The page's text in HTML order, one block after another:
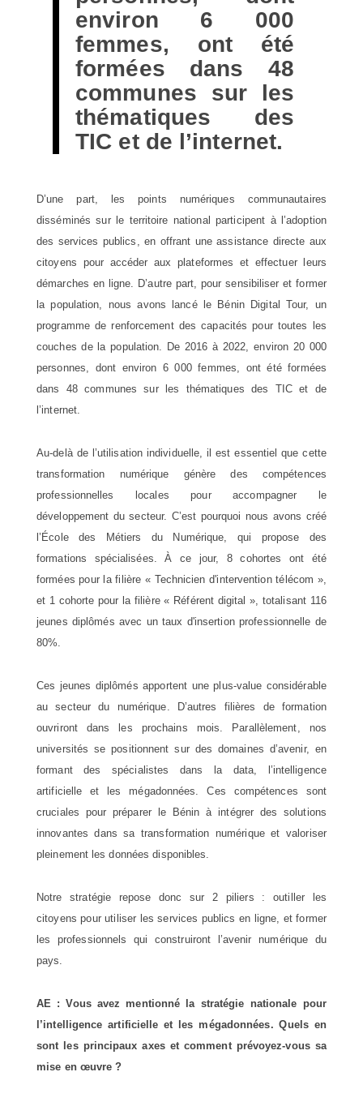
environ 6 000
femmes, ont été
formées dans 48
communes sur les
thématiques des
TIC et de l’internet.
D’une part, les points numériques communautaires
disséminés sur le territoire national participent à l’adoption
des services publics, en offrant une assistance directe aux
citoyens pour accéder aux plateformes et effectuer leurs
démarches en ligne. D’autre part, pour sensibiliser et former
la population, nous avons lancé le Bénin Digital Tour, un
programme de renforcement des capacités pour toutes les
couches de la population. De 2016 à 2022, environ 20 000
personnes, dont environ 6 000 femmes, ont été formées
dans 48 communes sur les thématiques des TIC et de
l’internet.
Au-delà de l’utilisation individuelle, il est essentiel que cette
transformation numérique génère des compétences
professionnelles locales pour accompagner le
développement du secteur. C’est pourquoi nous avons créé
l’École des Métiers du Numérique, qui propose des
formations spécialisées. À ce jour, 8 cohortes ont été
formées pour la filière « Technicien d'intervention télécom »,
et 1 cohorte pour la filière « Référent digital », totalisant 116
jeunes diplômés avec un taux d'insertion professionnelle de
80%.
Ces jeunes diplômés apportent une plus-value considérable
au secteur du numérique. D’autres filières de formation
ouvriront dans les prochains mois. Parallèlement, nos
universités se positionnent sur des domaines d’avenir, en
formant des spécialistes dans la data, l’intelligence
artificielle et les mégadonnées. Ces compétences sont
cruciales pour préparer le Bénin à intégrer des solutions
innovantes dans sa transformation numérique et valoriser
pleinement les données disponibles.
Notre stratégie repose donc sur 2 piliers : outiller les
citoyens pour utiliser les services publics en ligne, et former
les professionnels qui construiront l’avenir numérique du
pays.
AE : Vous avez mentionné la stratégie nationale pour
l’intelligence artificielle et les mégadonnées. Quels en
sont les principaux axes et comment prévoyez-vous sa
mise en œuvre ?